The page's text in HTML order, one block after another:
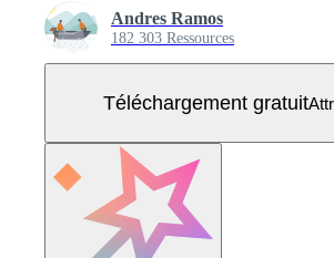
Andres Ramos
182 303 Ressources
Téléchargement gratuit